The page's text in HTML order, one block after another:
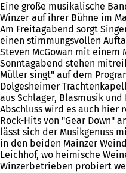
Eine große musikalische
Winzer auf ihrer Bühne im
Am Freitagabend sorgt
einen stimmungsvollen
Steven McGowan mit einem
Sonntagabend stehen
Müller singt" auf dem
Dolgesheimer
aus Schlager, Blasmusik
Abschluss wird es auch hier
Rock-Hits von "Gear Down"
lässt sich der Musikgenuss
in den beiden Mainzer
Leichhof, wo heimische
Winzerbetrieben probiert